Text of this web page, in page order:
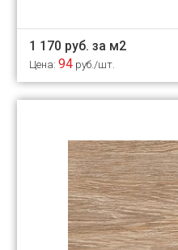
1 170 руб. за м2
Цена: 94 руб./шт.